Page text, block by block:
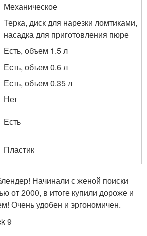
Механическое
Терка, диск для нарезки ломтиками,
насадка для приготовления пюре
Есть, объем 1.5 л
Есть, объем 0.6 л
Есть, объем 0.35 л
Нет
Есть
Пластик
Начинали с женой поиски
от 2000, в итоге купили дороже и
Очень удобен и эргономичен.
9